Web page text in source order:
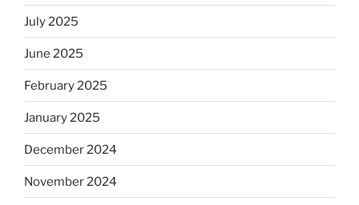
July 2025
June 2025
February 2025
January 2025
December 2024
November 2024